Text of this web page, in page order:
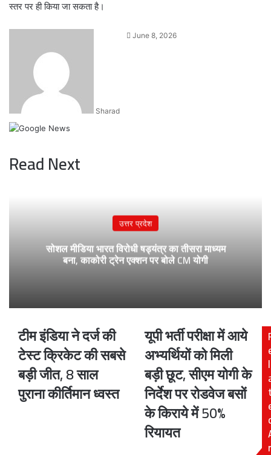
स्तर पर ही किया जा सकता है।
Sharad
SendJune 8, 2026
Read Next
उत्तर प्रदेश
सोशल मीडिया भारत विरोधी षड्यंत्र का तीसरा माध्यम
बना, काकोरी ट्रेन एक्शन पर बोले CM योगी
टीम
ने
दर्ज
की
टेस्ट
टीम इंडिया ने दर्ज की
टेस्ट क्रिकेट की सबसे
बड़ी जीत, 8 साल
पुराना कीर्तिमान ध्वस्त
यूपी
भर्ती
परीक्षा
में
आये
अभ्यर्थियों
को
मिली
बड़ी
यूपी भर्ती परीक्षा में आये
अभ्यर्थियों को मिली
बड़ी छूट, सीएम योगी के
निर्देश पर रोडवेज बसों
के किराये में 50%
रियायत
l
r